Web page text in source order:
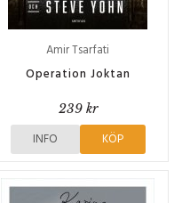
Amir Tsarfati
Operation Joktan
239 kr
INFO KÖP